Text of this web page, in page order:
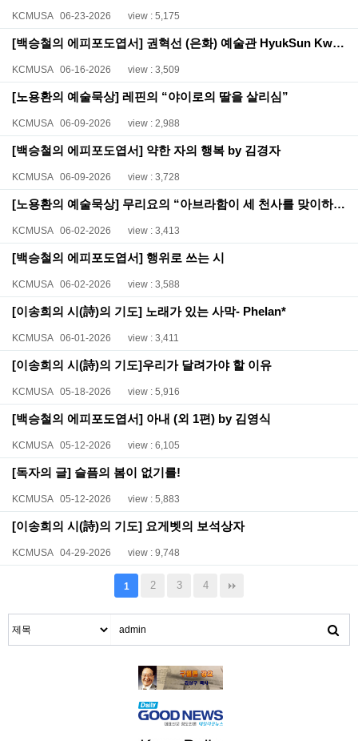
KCMUSA 06-23-2026 view : 5,175
[백승철의 에피포도엽서] 권혁선 (은화) 예술관 HyukSun Kwon Art Gallery (1)
KCMUSA 06-16-2026 view : 3,509
[노용환의 예술묵상] 레핀의 “야이로의 딸을 살리심”
KCMUSA 06-09-2026 view : 2,988
[백승철의 에피포도엽서] 약한 자의 행복 by 김경자
KCMUSA 06-09-2026 view : 3,728
[노용환의 예술묵상] 무리요의 “아브라함이 세 천사를 맞이하다”
KCMUSA 06-02-2026 view : 3,413
[백승철의 에피포도엽서] 행위로 쓰는 시
KCMUSA 06-02-2026 view : 3,588
[이송희의 시(詩)의 기도] 노래가 있는 사막- Phelan*
KCMUSA 06-01-2026 view : 3,411
[이송희의 시(詩)의 기도]우리가 달려가야 할 이유
KCMUSA 05-18-2026 view : 5,916
[백승철의 에피포도엽서] 아내 (외 1편) by 김영식
KCMUSA 05-12-2026 view : 6,105
[독자의 글] 슬픔의 봄이 없기를!
KCMUSA 05-12-2026 view : 5,883
[이송희의 시(詩)의 기도] 요게벳의 보석상자
KCMUSA 04-29-2026 view : 9,748
1 2 3 4